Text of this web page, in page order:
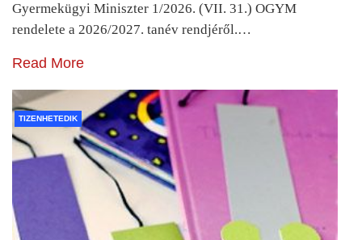
Gyermekügyi Miniszter 1/2026. (VII. 31.) OGYM
rendelete a 2026/2027. tanév rendjéről.…
Read More
TIZENHETEDIK